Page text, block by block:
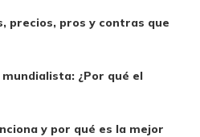
precios, pros y contras que
¿Por qué el
y por qué es la mejor